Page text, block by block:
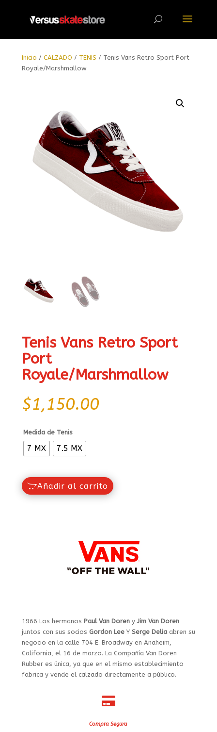
Inicio / CALZADO / TENIS / Tenis Vans Retro Sport Port
Royale/Marshmallow
Tenis Vans Retro Sport
Port
Royale/Marshmallow
$1,150.00
Medida de Tenis
7 MX 7.5 MX
Añadir al carrito
1966 Los hermanos Paul Van DorenyJim Van Doren
juntos con sus socios Gordon LeeY Serge Deliaabren su
negocio en la calle 704 E. Broadway en Anaheim,
California, el 16 de marzo. La Compañía Van Doren
Rubber es única, ya que en el mismo establecimiento
fabrica y vende el calzado directamente a público.

Compra Segura